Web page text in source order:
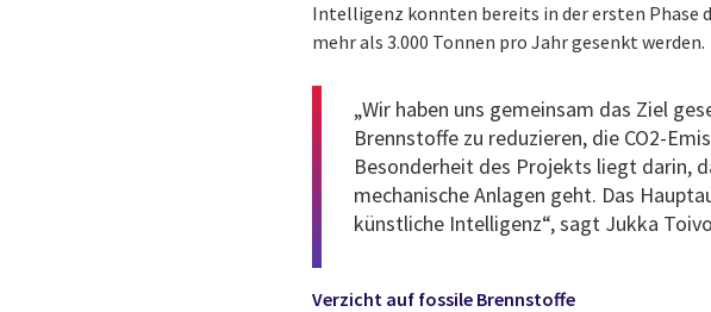
Intelligenz konnten bereits in der ersten Phase
mehr als 3.000 Tonnen pro Jahr gesenkt werden.
„Wir haben uns gemeinsam das Ziel
Brennstoffe zu reduzieren, die CO2-
Besonderheit des Projekts liegt darin,
mechanische Anlagen geht. Das
künstliche Intelligenz“, sagt Jukka
Verzicht auf fossile Brennstoffe